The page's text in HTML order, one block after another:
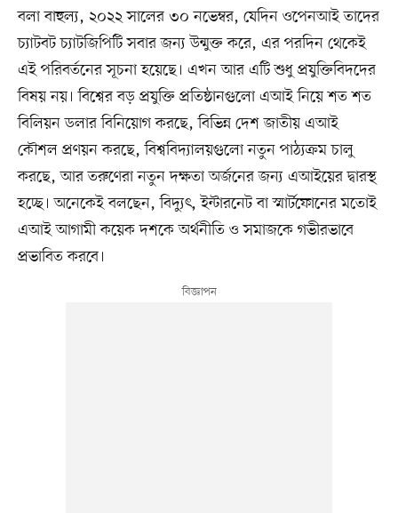
বলা বাহুল্য, ২০২২ সালের ৩০ নভেম্বর, যেদিন ওপেনআই তাদের
চ্যাটবট চ্যাটজিপিটি সবার জন্য উন্মুক্ত করে, এর পরদিন থেকেই
এই পরিবর্তনের সূচনা হয়েছে। এখন আর এটি শুধু প্রযুক্তিবিদদের
বিষয় নয়। বিশ্বের বড় প্রযুক্তি প্রতিষ্ঠানগুলো এআই নিয়ে শত শত
বিলিয়ন ডলার বিনিয়োগ করছে, বিভিন্ন দেশ জাতীয় এআই
কৌশল প্রণয়ন করছে, বিশ্ববিদ্যালয়গুলো নতুন পাঠ্যক্রম চালু
করছে, আর তরুণেরা নতুন দক্ষতা অর্জনের জন্য এআইয়ের দ্বারস্থ
হচ্ছে। অনেকেই বলছেন, বিদ্যুৎ, ইন্টারনেট বা স্মার্টফোনের মতোই
এআই আগামী কয়েক দশকে অর্থনীতি ও সমাজকে গভীরভাবে
প্রভাবিত করবে।